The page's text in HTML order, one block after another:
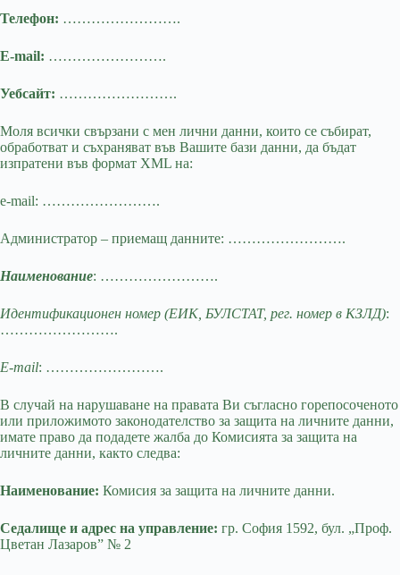
Телефон: …………………….
E-mail: …………………….
Уебсайт: …………………….
Моля всички свързани с мен лични данни, които се събират,
обработват и съхраняват във Вашите бази данни, да бъдат
изпратени във формат XML на:
e-mail: …………………….
Администратор – приемащ данните: …………………….
Наименование: …………………….
Идентификационен номер (ЕИК, БУЛСТАТ, рег. номер в КЗЛД):
…………………….
E-mail: …………………….
В случай на нарушаване на правата Ви съгласно горепосоченото
или приложимото законодателство за защита на личните данни,
имате право да подадете жалба до Комисията за защита на
личните данни, както следва:
Наименование: Комисия за защита на личните данни.
Седалище и адрес на управление: гр. София 1592, бул. „Проф.
Цветан Лазаров” № 2